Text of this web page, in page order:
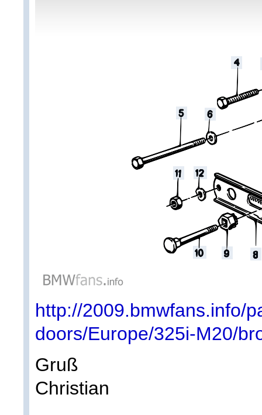
http://2009.bmwfans.info/
doors/Europe/325i-M20/
Gruß
Christian